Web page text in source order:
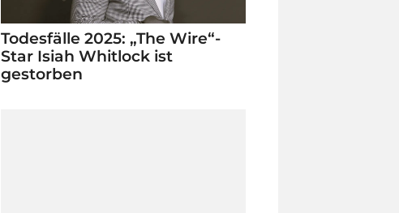
Todesfälle 2025: „The Wire“-
Star Isiah Whitlock ist
gestorben